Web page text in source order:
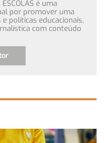
ESCOLAS é uma
por promover uma
políticas educacionais,
com conteúdo